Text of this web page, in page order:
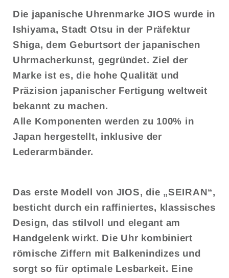
Die japanische UhrenmarkeJIOS wurde in
Ishiyama, Stadt Otsu in der Präfektur
Shiga, dem Geburtsort der japanischen
Uhrmacherkunst, gegründet. Ziel der
Marke ist es, die hohe Qualität und
Präzision japanischer Fertigung weltweit
bekannt zu machen.
Alle Komponenten werden zu 100% in
Japan hergestellt, inklusive der
Lederarmbänder.
Das erste Modell von JIOS, die „SEIRAN“,
besticht durch ein raffiniertes, klassisches
Design, das stilvoll und elegant am
Handgelenk wirkt. Die Uhr kombiniert
römische Ziffern mit Balkenindizes und
sorgt so für optimale Lesbarkeit. Eine